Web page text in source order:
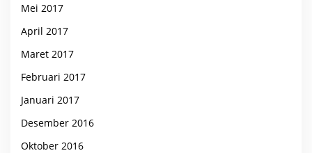
Mei 2017
April 2017
Maret 2017
Februari 2017
Januari 2017
Desember 2016
Oktober 2016